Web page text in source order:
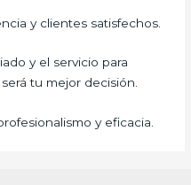
y clientes satisfechos.
y el servicio para
será tu mejor decisión.
y eficacia.